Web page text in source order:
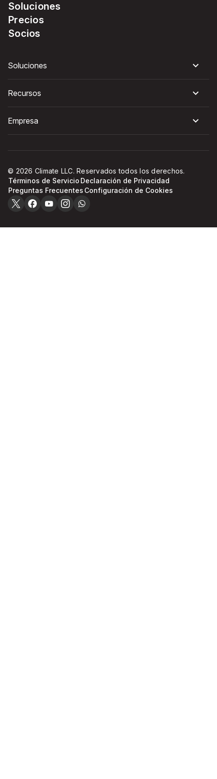
Soluciones
Precios
Socios
Soluciones
Recursos
Empresa
© 2026 Climate LLC. Reservados todos los derechos.
Términos de Servicio Declaración de Privacidad
Preguntas Frecuentes Configuración de Cookies